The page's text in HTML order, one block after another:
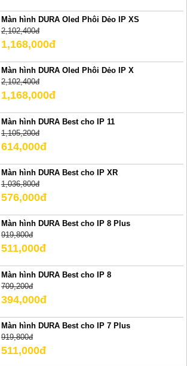
Màn hình DURA Oled Phôi Dẻo IP XS
2,102,400đ
1,168,000đ
Màn hình DURA Oled Phôi Dẻo IP X
2,102,400đ
1,168,000đ
Màn hình DURA Best cho IP 11
1,105,200đ
614,000đ
Màn hình DURA Best cho IP XR
1,036,800đ
576,000đ
Màn hình DURA Best cho IP 8 Plus
919,800đ
511,000đ
Màn hình DURA Best cho IP 8
709,200đ
394,000đ
Màn hình DURA Best cho IP 7 Plus
919,800đ
511,000đ